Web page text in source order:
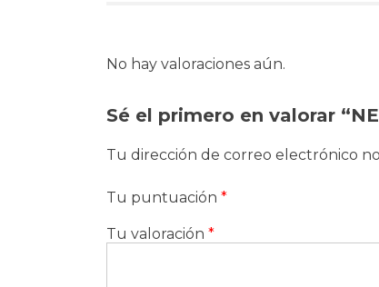
No hay valoraciones aún.
Sé el primero en valorar
Tu dirección de correo electrónico
Tu puntuación *
Tu valoración *